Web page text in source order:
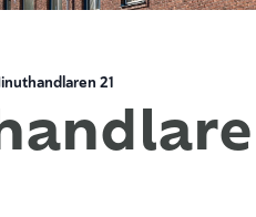
21